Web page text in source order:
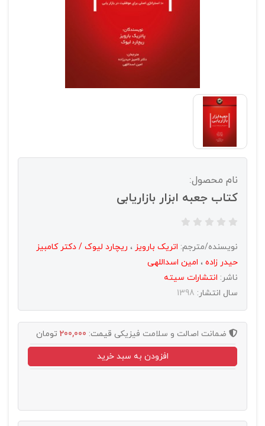
نام محصول:
کتاب جعبه ابزار بازاریابی
نویسنده/مترجم: اتریک بارویز ، ریچارد لیوک / دکتر کامبیز
حیدر زاده ، امین اسداللهی
ناشر: انتشارات سيته
سال انتشار: 1398
ضمانت اصالت و سلامت فیزیکی قیمت: 200,000 تومان
افزودن به سبد خرید